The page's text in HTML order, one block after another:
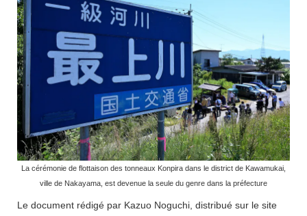
La cérémonie de flottaison des tonneaux Konpira dans le district de Kawamukai,
ville de Nakayama, est devenue la seule du genre dans la préfecture
Le document rédigé par Kazuo Noguchi, distribué sur le site